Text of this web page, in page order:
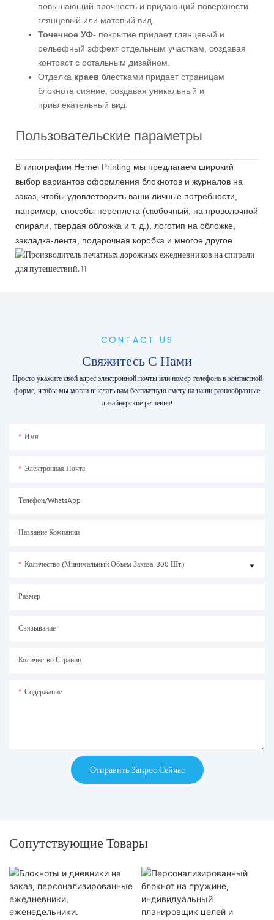
повышающий прочность и придающий поверхности
глянцевый или матовый вид.
Точечное УФ- покрытие придает глянцевый и
рельефный эффект отдельным участкам, создавая
контраст с остальным дизайном.
Отделка краев блестками придает страницам
блокнота сияние, создавая уникальный и
привлекательный вид.
Пользовательские параметры
В типографии Hemei Printing мы предлагаем широкий
выбор вариантов оформления блокнотов и журналов на
заказ, чтобы удовлетворить ваши личные потребности,
например, способы переплета (скобочный, на проволочной
спирали, твердая обложка и т. д.), логотип на обложке,
закладка-лента, подарочная коробка и многое другое.
CONTACT US
Свяжитесь С Нами
Просто укажите свой адрес электронной почты или номер телефона в контактной
форме, чтобы мы могли выслать вам бесплатную смету на наши разнообразные
дизайнерские решения!
Имя
Электронная Почта
Телефон/WhatsApp
Название Компании
Количество (минимальный Объем Заказа: 300 Шт.)
Размер
Связывание
Количество Страниц
Содержание
Отправить Запрос Сейчас
Сопутствующие Товары